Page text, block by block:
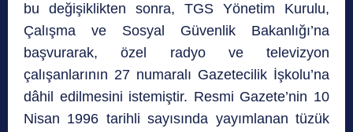
bu değişiklikten sonra, TGS Yönetim Kurulu,
Çalışma ve Sosyal Güvenlik Bakanlığı’na
başvurarak, özel radyo ve televizyon
çalışanlarının 27 numaralı Gazetecilik İşkolu’na
dâhil edilmesini istemiştir. Resmi Gazete’nin 10
Nisan 1996 tarihli sayısında yayımlanan tüzük